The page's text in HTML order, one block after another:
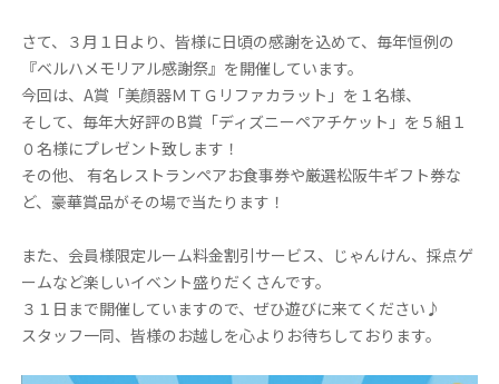
さて、３月１日より、皆様に日頃の感謝を込めて、毎年恒例の
『ベルハメモリアル感謝祭』を開催しています。
今回は、A賞「美顔器ＭＴＧリファカラット」を１名様、
そして、毎年大好評のB賞「ディズニーペアチケット」を５組１
０名様にプレゼント致します！
その他、 有名レストランペアお食事券や厳選松阪牛ギフト券な
ど、豪華賞品がその場で当たります！
また、会員様限定ルーム料金割引サービス、じゃんけん、採点ゲ
ームなど楽しいイベント盛りだくさんです。
３１日まで開催していますので、ぜひ遊びに来てください♪
スタッフ一同、皆様のお越しを心よりお待ちしております。